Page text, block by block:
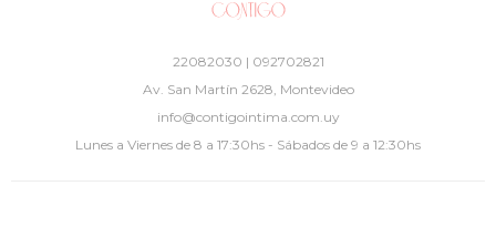
22082030 | 092702821
Av. San Martín 2628, Montevideo
info@contigointima.com.uy
Lunes a Viernes de 8 a 17:30hs - Sábados de 9 a 12:30hs